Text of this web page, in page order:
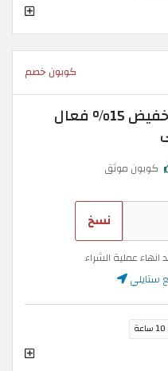
كوبون خصم
كود ستايلي السعودية: تخفيض 15% فعال
كوبون موثق
نسخ
عملية الشراء
ستايلي
10 ساعة